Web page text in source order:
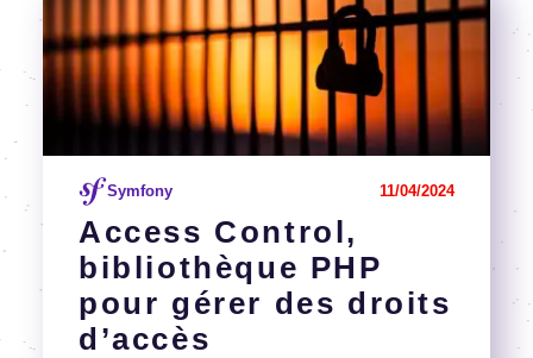
Access Control,
biblio­thèque PHP
pour gérer des droits
d’ac­cès
Symfony 11/04/2024